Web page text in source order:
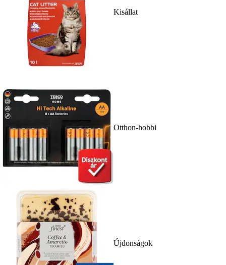
Kisállat
Otthon-hobbi
Újdonságok